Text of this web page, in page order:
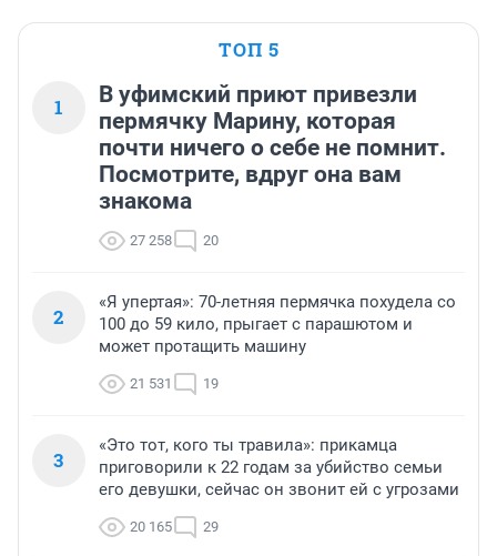
ТОП 5
1
В уфимский приют привезли
пермячку Марину, которая
почти ничего о себе не помнит.
Посмотрите, вдруг она вам
знакома
27 258 20
2
«Я упертая»: 70-летняя пермячка похудела со
100 до 59 кило, прыгает с парашютом и
может протащить машину
21 531 19
3
«Это тот, кого ты травила»: прикамца
приговорили к 22 годам за убийство семьи
его девушки, сейчас он звонит ей с угрозами
20 165 29